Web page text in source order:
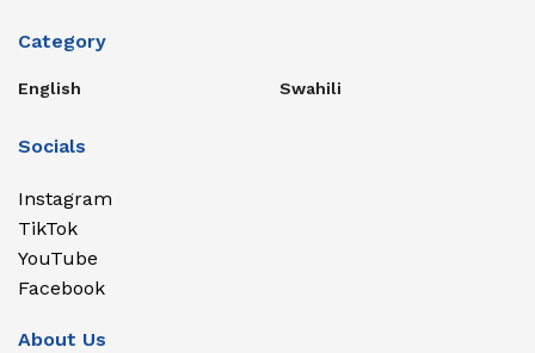
Category
English Swahili
Socials
Instagram
TikTok
YouTube
Facebook
About Us